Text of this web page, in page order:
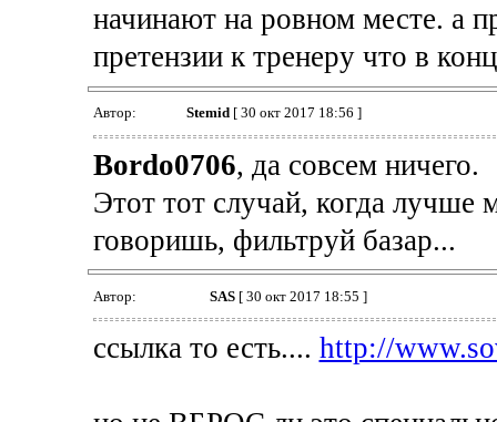
начинают на ровном месте. а
претензии к тренеру что в
Автор: Stemid[ 30 окт 2017 18:56 ]
Bordo0706, да совсем ничего.
Этот тот случай, когда лучше
говоришь, фильтруй базар...
Автор: SAS[ 30 окт 2017 18:55 ]
ccылка то есть.... http://